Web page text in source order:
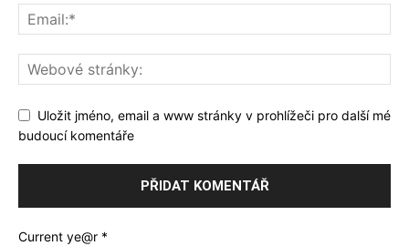
Uložit jméno, email a www stránky v prohlížeči pro další mé
budoucí komentáře
Current ye@r *